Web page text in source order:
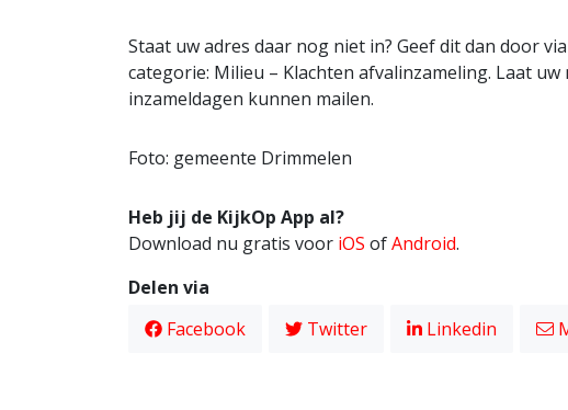
Staat uw adres daar nog niet in? Geef dit dan door
categorie: Milieu – Klachten afvalinzameling. Laat
inzameldagen kunnen mailen.
Foto: gemeente Drimmelen
Heb jij de KijkOp App al?
Download nu gratis voor iOS ofAndroid.
Delen via
Facebook
Twitter Linkedin